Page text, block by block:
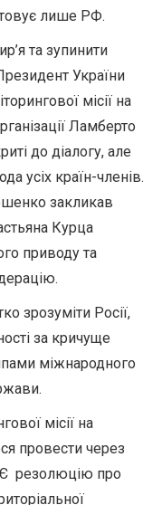
лише РФ.
та зупинити
України
місії на
Ламберто
до діалогу, але
усіх країн-членів.
закликав
Курца
приводу та
зрозуміти Росії,
за кричуще
міжнародного
місії на
провести через
резолюцію про